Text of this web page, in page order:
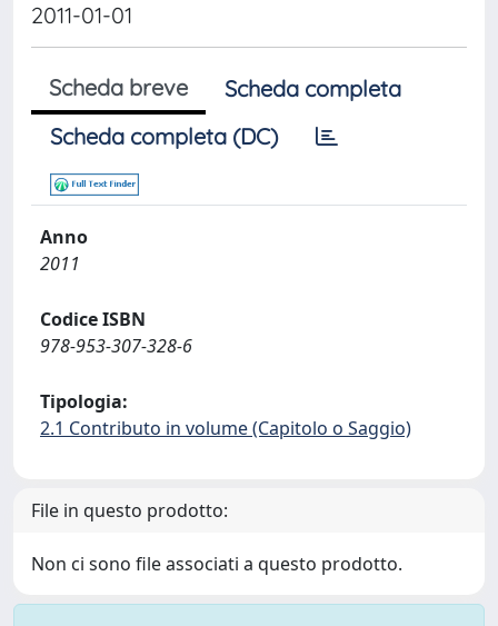
2011-01-01
Scheda breve
Scheda completa
Scheda completa (DC)
Anno
2011
Codice ISBN
978-953-307-328-6
Tipologia:
2.1 Contributo in volume (Capitolo o Saggio)
File in questo prodotto:
Non ci sono file associati a questo prodotto.